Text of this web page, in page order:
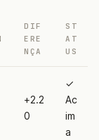
DIF
ERE
NÇA
ST
AT
US
+2.2
0
✓
Ac
im
a